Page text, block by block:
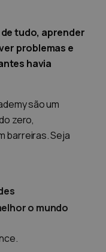
tudo, aprender
problemas e
havia
são um
zero,
barreiras. Seja
o mundo